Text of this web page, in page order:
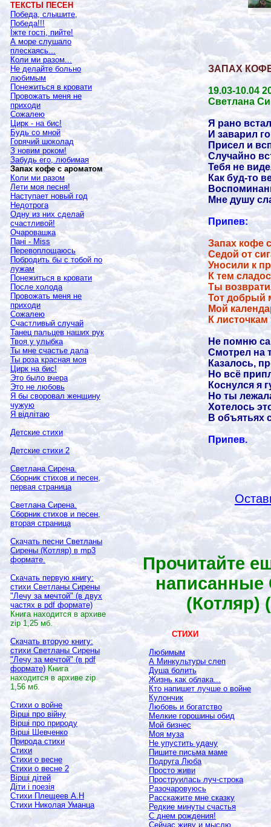
ТЕКСТЫ ПЕСЕН
Победа, слышите,
Победа!!!
Їжте гості, пийте!
А море слушало
плескаясь...
Коли ми разом...
Не делайте больно
любимым
Понежиться в кровати
Провожать меня не
приходи
Сожалею
Цирк - на бис!
Будь со мной
Горячий шоколад
З новим роком!
Забудь его, любимая
Запах кофе с ароматом
Коли ми разом
Лети моя песня!
Наступает новый год
Недотрога
Одну из них сделай
счастливой!
Очаровашка
Пані - Miss
Перевоплощаюсь
Побродить бы с тобой по
лужам
Понежиться в кровати
После холода
Провожать меня не
приходи
Сожалею
Счастливый случай
Танец пальцев наших рук
Твоя у улыбка
Ты мне счастье дала
Ты роза красная моя
Цирк на бис!
Это было вчера
Это не любовь
Я бы своровал женщину
чужую
Я відлітаю
Детские стихи
Детские стихи 2
Светлана Сирена.
Сборник стихов и песен,
первая страница
Светлана Сирена.
Сборник стихов и песен,
вторая страница
Скачать песни Светланы
Сирены (Котляр) в mp3
формате.
Скачать первую книгу:
стихи Светланы Сирены
"Лечу за мечтой" (в двух
частях в pdf формате)
Книга находится в архиве
zip 1,25 мб.
Скачать вторую книгу:
стихи Светланы Сирены
"Лечу за мечтой" (в pdf
формате) Книга
находится в архиве zip
1,56 мб.
Стихи о войне
Вірші про війну
Вірші про природу
Вірші Шевченко
Природа стихи
Стихи
Стихи о весне
Стихи о весне 2
Вірші дітей
Діти і поезія
Стихи Плещеев А.Н
Стихи Николая Уманца
ЗАПАХ
19.03-10.04
Светлана
Я рано
И заварил
Присел и
Случайно
Тебя не
Как буд-то
Мне душу
Припев:
Запах кофе
Седой от
Уносили к
К тем
Ты
Тот добрый
Мой
К листочкам
Не помню
Смотрел на
Казалось,
Но всё
Коснулся я
Но ты
Хотелось
В объятьях
Припев.
Прочитайте
написанные
(Котляр)
СТИХИ
Любимым
А Минкультуры слеп
Душа болить
Жизнь как облака...
Кто напишет лучше о войне
Кулончик
Любовь и богатство
Мелкие горошины обид
Мой бизнес
Моя муза
Не упустить удачу
Пишите письма маме
Подруга Люба
Просто живи
Проструилась луч-строка
Разочаровуюсь
Расскажите мне сказку
Редкие минуты счастья
С днем рождения!
Сейчас живу и мыслю